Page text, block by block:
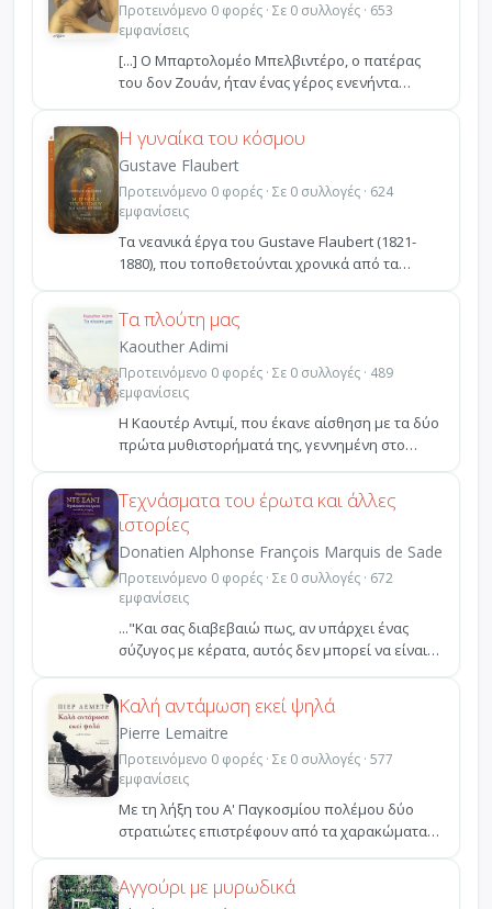
Προτεινόμενο 0 φορές · Σε 0 συλλογές · 653
εμφανίσεις
[...] Ο Μπαρτολομέο Μπελβιντέρο, ο πατέρας
του δον Ζουάν, ήταν ένας γέρος ενενήντα
χρόνων, που είχε ...
Η γυναίκα του κόσμου
Gustave Flaubert
Προτεινόμενο 0 φορές · Σε 0 συλλογές · 624
εμφανίσεις
Τα νεανικά έργα του Gustave Flaubert (1821-
1880), που τοποθετούνται χρονικά από τα
δεκατέσσερα ως τα...
Τα πλούτη μας
Kaouther Adimi
Προτεινόμενο 0 φορές · Σε 0 συλλογές · 489
εμφανίσεις
Η Καουτέρ Αντιμί, που έκανε αίσθηση με τα δύο
πρώτα μυθιστορήματά της, γεννημένη στο
Αλγέρι το 1986,...
Τεχνάσματα του έρωτα και άλλες
ιστορίες
Donatien Alphonse François Marquis de Sade
Προτεινόμενο 0 φορές · Σε 0 συλλογές · 672
εμφανίσεις
..."Και σας διαβεβαιώ πως, αν υπάρχει ένας
σύζυγος με κέρατα, αυτός δεν μπορεί να είναι
άλλος από το...
Καλή αντάμωση εκεί ψηλά
Pierre Lemaitre
Προτεινόμενο 0 φορές · Σε 0 συλλογές · 577
εμφανίσεις
Με τη λήξη του Α' Παγκοσμίου πολέμου δύο
στρατιώτες επιστρέφουν από τα χαρακώματα
φέροντας σοβαρά σω...
Αγγούρι με μυρωδικά